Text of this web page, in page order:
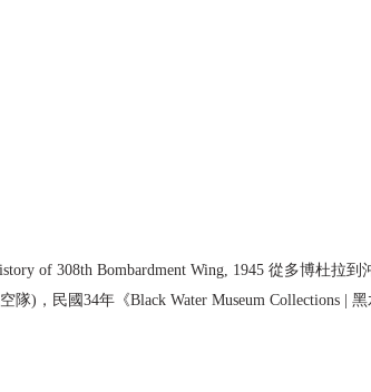
of 308th Bombardment Wing, 1945 從多博杜拉
隊)，民國34年《Black Water Museum Collections | 黑